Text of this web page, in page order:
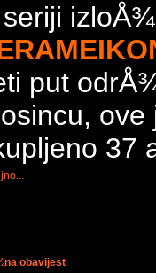
put
37
obavijest